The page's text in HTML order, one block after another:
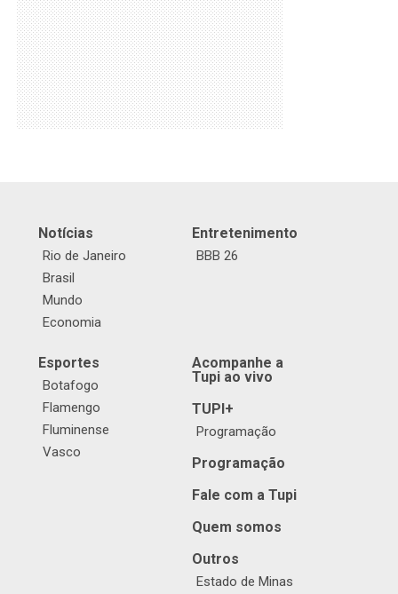
Notícias
Rio de Janeiro
Brasil
Mundo
Economia
Entretenimento
BBB 26
Esportes
Botafogo
Flamengo
Fluminense
Vasco
Acompanhe a
Tupi ao vivo
TUPI+
Programação
Programação
Fale com a Tupi
Quem somos
Outros
Estado de Minas